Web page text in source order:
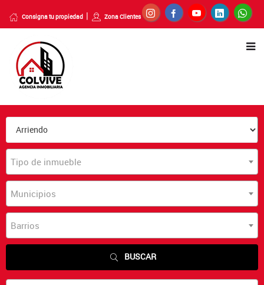
Consigna tu propiedad Zona Clientes
Tipo de inmueble
Municipios
Barrios
BUSCAR